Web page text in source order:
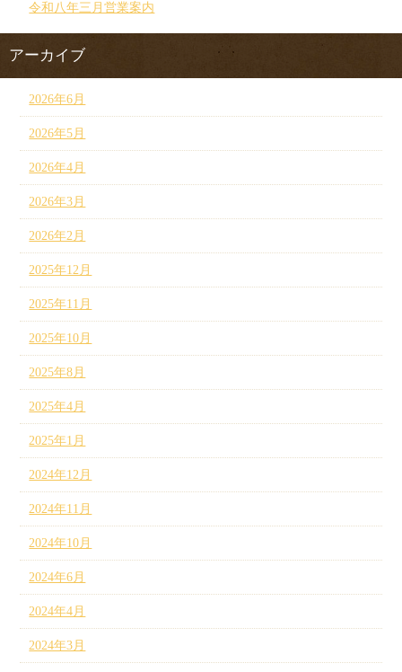
令和八年三月営業案内
アーカイブ
2026年6月
2026年5月
2026年4月
2026年3月
2026年2月
2025年12月
2025年11月
2025年10月
2025年8月
2025年4月
2025年1月
2024年12月
2024年11月
2024年10月
2024年6月
2024年4月
2024年3月